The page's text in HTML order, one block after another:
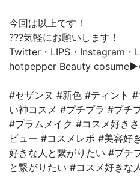
今回は以上です！
???気軽にお願いします！
Twitter・LIPS・Instagram・
hotpepper Beauty cosume▶︎
#セザンヌ #新色 #ティント
い神コスメ #プチプラ #プチ
#プラムメイク #コスメ好き
ビュー #コスメレポ #美容好
好きな人と繋がりたい #プチ
と繋がりたい #コスメ好きな